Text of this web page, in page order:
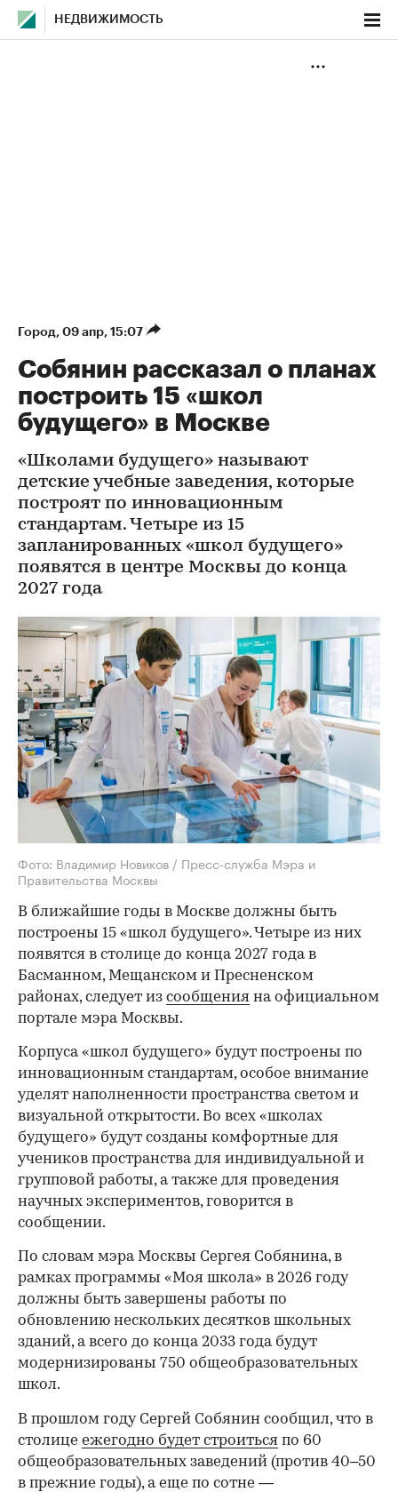
НЕДВИЖИМОСТЬ
Город⁠, 09 апр, 15:07
Собянин рассказал о планах
построить 15 «школ
будущего» в Москве
«Школами будущего» называют
детские учебные заведения, которые
построят по инновационным
стандартам. Четыре из 15
запланированных «школ будущего»
появятся в центре Москвы до конца
2027 года
Фото: Владимир Новиков / Пресс-служба Мэра и
Правительства Москвы
В ближайшие годы в Москве должны быть
построены 15 «школ будущего». Четыре из них
появятся в столице до конца 2027 года в
Басманном, Мещанском и Пресненском
районах, следует из сообщения на официальном
портале мэра Москвы.
Корпуса «школ будущего» будут построены по
инновационным стандартам, особое внимание
уделят наполненности пространства светом и
визуальной открытости. Во всех «школах
будущего» будут созданы комфортные для
учеников пространства для индивидуальной и
групповой работы, а также для проведения
научных экспериментов, говорится в
сообщении.
По словам мэра Москвы Сергея Собянина, в
рамках программы «Моя школа» в 2026 году
должны быть завершены работы по
обновлению нескольких десятков школьных
зданий, а всего до конца 2033 года будут
модернизированы 750 общеобразовательных
школ.
В прошлом году Сергей Собянин сообщил, что в
столице ежегодно будет строиться по 60
общеобразовательных заведений (против 40–50
в прежние годы), а еще по сотне —